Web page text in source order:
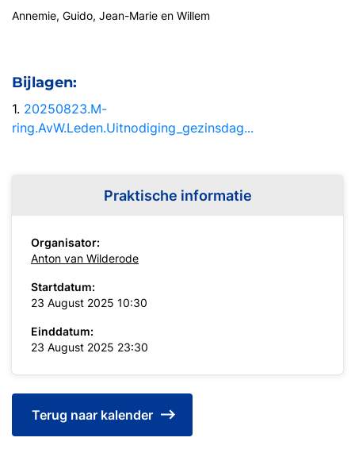
Annemie, Guido, Jean-Marie en Willem
Bijlagen:
1. 20250823.M-
ring.AvW.Leden.Uitnodiging_gezinsdag...
Praktische informatie
Organisator:
Anton van Wilderode
Startdatum:
23 August 2025 10:30
Einddatum:
23 August 2025 23:30
Terug naar kalender